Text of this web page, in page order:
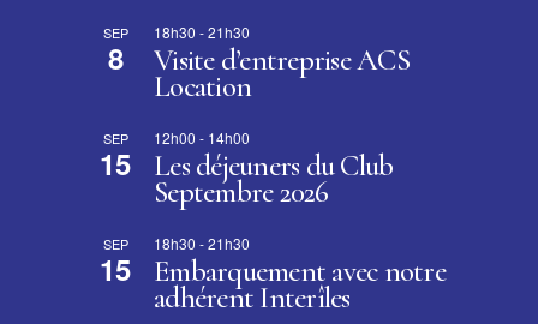
SEP
8
18h30 -21h30
Visite d’entreprise ACS
Location
SEP
15
12h00 - 14h00
Les déjeuners du Club
Septembre 2026
SEP
15
18h30 -21h30
Embarquement avec notre
adhérent Interîles